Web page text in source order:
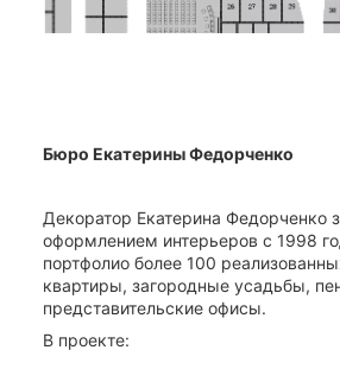
Бюро Екатерины Федорченко
Декоратор Екатерина Федорченко
оформлением интерьеров с 1998
портфолио более 100
квартиры, загородные усадьбы,
представительские офисы.
В проекте: